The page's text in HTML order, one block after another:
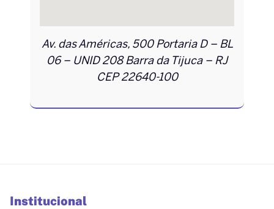
Av. das Américas, 500 Portaria D – BL
06 – UNID 208 Barra da Tijuca – RJ
CEP 22640-100
Institucional